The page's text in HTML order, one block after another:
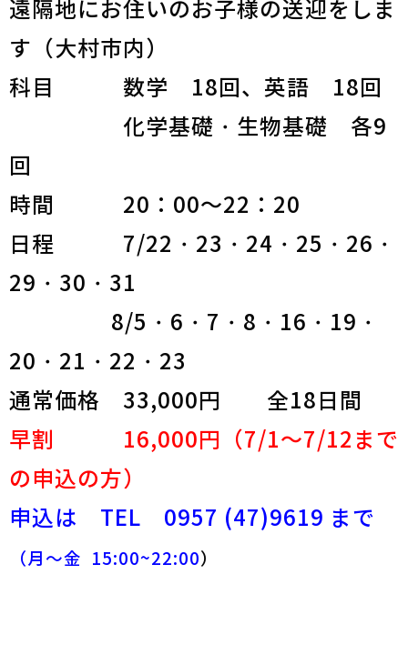
遠隔地にお住いのお子様の送迎をしま
す（大村市内）
科目 数学 18回、英語 18回
化学基礎・生物基礎 各9
回
時間 20：00～22：20
日程 7/22・23・24・25・26・
29・30・31
8/5・6・7・8・16・19・
20・21・22・23
通常価格 33,000円 全18日間
早割 16,000円（7/1～7/12まで
の申込の方）
申込は TEL 0957 (47)9619 まで
（月～金 15:00~22:00）